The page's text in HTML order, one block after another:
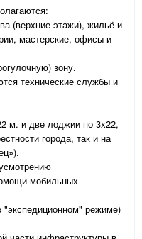
(верхние этажи), жильё и
мастерские, офисы и
зону.
технические службы и
м. и две лоджии по 3х22,
города, так и на
мобильных
режиме)